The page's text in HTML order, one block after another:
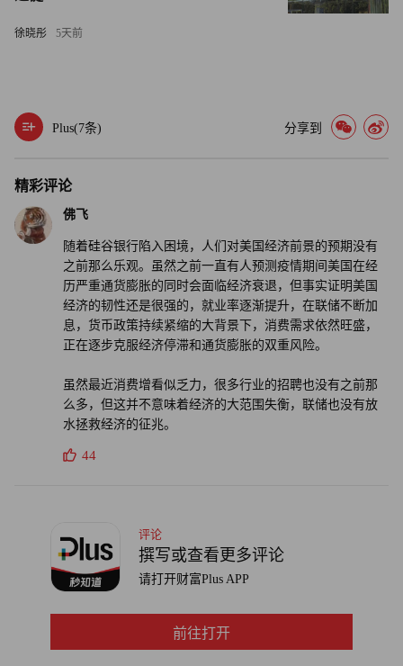
徐晓彤 5天前
Plus(7条) 分享到
精彩评论
佛飞
随着硅谷银行陷入困境，人们对美国经济前景的预期没有
之前那么乐观。虽然之前一直有人预测疫情期间美国在经
历严重通货膨胀的同时会面临经济衰退，但事实证明美国
经济的韧性还是很强的，就业率逐渐提升，在联储不断加
息，货币政策持续紧缩的大背景下，消费需求依然旺盛，
正在逐步克服经济停滞和通货膨胀的双重风险。
虽然最近消费增看似乏力，很多行业的招聘也没有之前那
么多，但这并不意味着经济的大范围失衡，联储也没有放
水拯救经济的征兆。
44
评论
撰写或查看更多评论
请打开财富Plus APP
前往打开